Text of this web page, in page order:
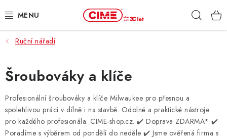
na
ZAHRADA, LES
DÍLNA, STAVBA
MILWAUKEE
ELEKTROMOBILITA
Ruční nářadí
Šroubováky a klíče
Profesionální šroubováky a klíče Milwaukee pro přesnou a
spolehlivou práci v dílně i na stavbě. Odolné a praktické nástroje
pro každého profesionála. CIME-shop.cz. ✔️ Doprava ZDARMA* ✔️
Poradíme s výběrem od pondělí do neděle ✔️ Jsme ověřená firma s